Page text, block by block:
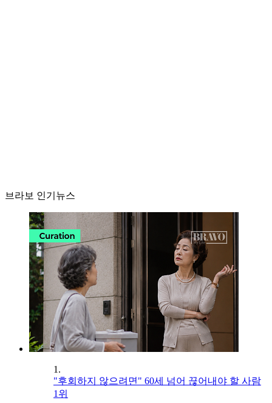
브라보 인기뉴스
1.
"후회하지 않으려면" 60세 넘어 끊어내야 할 사람
1위